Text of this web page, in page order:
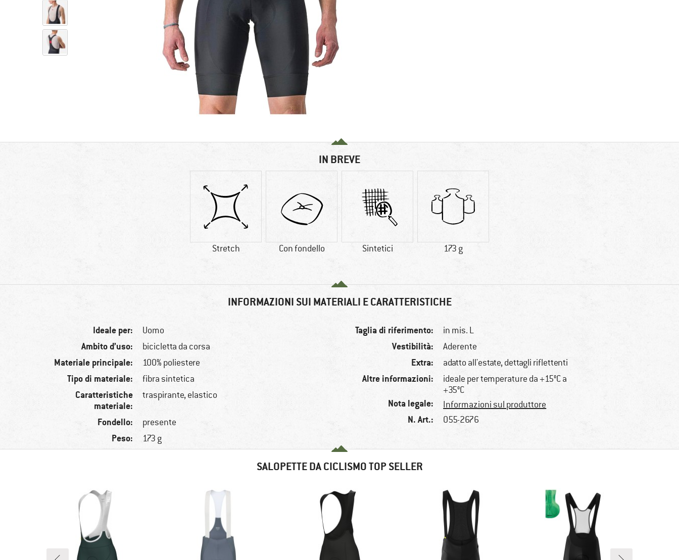
IN BREVE
Stretch Con fondello Sintetici 173 g
INFORMAZIONI SUI MATERIALI E CARATTERISTICHE
Ideale per: Uomo
Ambito d’uso: bicicletta da corsa
Materiale principale: 100% poliestere
Tipo di materiale: fibra sintetica
Caratteristiche
materiale:
traspirante, elastico
Fondello: presente
Peso: 173 g
Taglia di riferimento: in mis. L
Vestibilità: Aderente
Extra: adatto all'estate, dettagli riflettenti
Altre informazioni:
ideale per temperature da +15°C a
+35°C
Nota legale: Informazioni sul produttore
N. Art.: 055-2676
SALOPETTE DA CICLISMO TOP SELLER